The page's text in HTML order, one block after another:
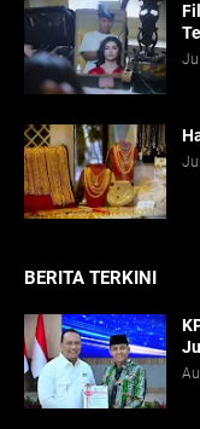
BERITA TERKINI